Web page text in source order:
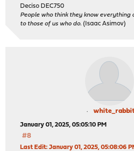
Deciso DEC750
People who think they know everything
to those of us who do. (Isaac Asimov)
January 01, 2025, 05:05:10 PM
#8
Last Edit: January 01, 2025, 05:08:06